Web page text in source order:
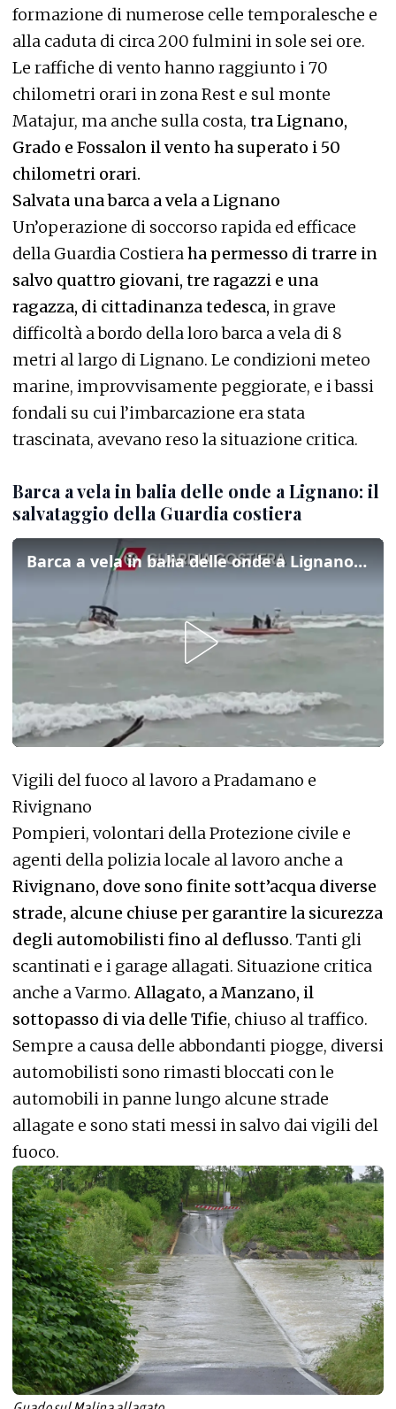
formazione di numerose celle temporalesche e
alla caduta di circa 200 fulmini in sole sei ore.
Le raffiche di vento hanno raggiunto i 70
chilometri orari in zona Rest e sul monte
Matajur, ma anche sulla costa, tra Lignano,
Grado e Fossalon il vento ha superato i 50
chilometri orari.
Salvata una barca a vela a Lignano
Un’operazione di soccorso rapida ed efficace
della Guardia Costieraha permesso di trarre in
salvo quattro giovani, tre ragazzi e una
ragazza, di cittadinanza tedesca, in grave
difficoltà a bordo della loro barca a vela di 8
metri al largo di Lignano. Le condizioni meteo
marine, improvvisamente peggiorate, e i bassi
fondali su cui l’imbarcazione era stata
trascinata, avevano reso la situazione critica.
Barca a vela in balia delle onde a Lignano: il
salvataggio della Guardia costiera
Barca a vela in balia delle onde a Lignano: il salvataggio della Guardia costiera
Vigili del fuoco al lavoro a Pradamano e
Rivignano
Pompieri, volontari della Protezione civile e
agenti della polizia locale al lavoro anche a
Rivignano, dove sono finite sott’acqua diverse
strade, alcune chiuse per garantire la sicurezza
degli automobilisti fino al deflusso. Tanti gli
scantinati e i garage allagati. Situazione critica
anche a Varmo. Allagato, a Manzano, il
sottopasso di via delle Tifie, chiuso al traffico.
Sempre a causa delle abbondanti piogge, diversi
automobilisti sono rimasti bloccati con le
automobili in panne lungo alcune strade
allagate e sono stati messi in salvo dai vigili del
fuoco.